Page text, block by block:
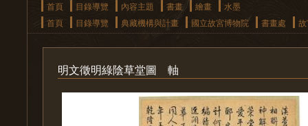
首頁 目錄導覽 內容主題 書畫 繪畫
水墨
首頁
目錄導覽 典藏機構與計畫 國立故宮博物院 書畫處
明文徵明綠陰草堂圖 軸